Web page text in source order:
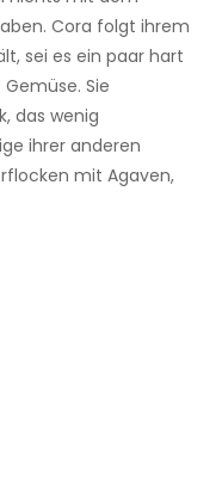
Cora folgt ihrem
sei es ein paar hart
Sie
das wenig
ihrer anderen
mit Agaven,